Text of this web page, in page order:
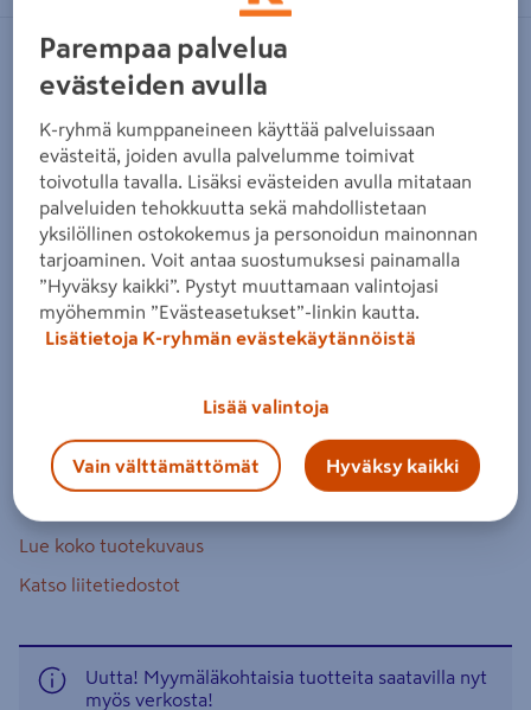
18V LXT 3x6,0Ah
MAKITA
Tuotenumero :502340749 EAN-koodi:88381758611
Viiden hiiliharjattoman koneen 18 V LXT -akkukonesarja.
Sis. porakoneen DDF484, iskevän ruuvinvääntimen
DTD153, pyörösahan DHS680, puukkosahan DJR187,
poravasaran DHR242 sekä kolme 6,0 Ah:n akkua,
kolme 6,0 Ah:n akkua
latausaika 55 min
kuljetuslaukku koneille ja akuille
Lue koko tuotekuvaus
Katso liitetiedostot
Uutta! Myymäläkohtaisia tuotteita saatavilla nyt
myös verkosta!
Parempaa palvelua
evästeiden avulla
K-ryhmä kumppaneineen käyttää palveluissaan
evästeitä, joiden avulla palvelumme toimivat
toivotulla tavalla. Lisäksi evästeiden avulla mitataan
palveluiden tehokkuutta sekä mahdollistetaan
yksilöllinen ostokokemus ja personoidun mainonnan
tarjoaminen. Voit antaa suostumuksesi painamalla
”Hyväksy kaikki”. Pystyt muuttamaan valintojasi
myöhemmin ”Evästeasetukset”-linkin kautta.
Lisätietoja K-ryhmän evästekäytännöistä
Lisää valintoja
Vain välttämättömät Hyväksy kaikki